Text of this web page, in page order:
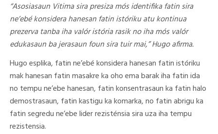
“Asosiasaun Vitima sira presiza mós identifika fatin sira
ne’ebékonsidera hanesan fatin istóriku atu kontinua
prezerva tanba iha valór istória rasik no iha mós valór
edukasaun ba jerasaun foun sira tuir mai,” Hugo afirma.
Hugo esplika, fatin ne’ebé konsidera hanesan fatin istóriku
mak hanesan fatin masakre ka oho ema barak iha fatin ida
no tempu ne’ebe hanesan, fatin konsentrasaun ka fatin halo
demostrasaun, fatin kastigu ka komarka, no fatin abrigu ka
fatin segredu ne’ebe lider rezisténsia sira uza iha tempu
rezistensia.